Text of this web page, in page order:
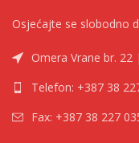
Osjećajte se slobodno
Omera Vrane br.
Telefon: +387 38
Fax: +387 38 227